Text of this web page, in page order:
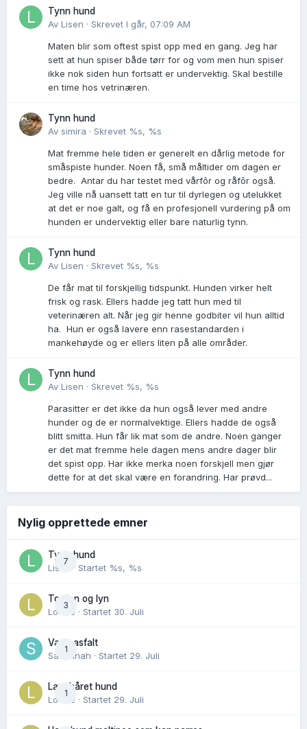
Tynn hund
Av Lisen · Skrevet I går, 07:09 AM
Maten blir som oftest spist opp med en gang. Jeg har
sett at hun spiser både tørr for og vom men hun spiser
ikke nok siden hun fortsatt er undervektig. Skal bestille
en time hos vetrinæren.
Tynn hund
Av simira · Skrevet %s, %s
Mat fremme hele tiden er generelt en dårlig metode for
småspiste hunder. Noen få, små måltider om dagen er
bedre. Antar du har testet med vårfôr og råfôr også.
Jeg ville nå uansett tatt en tur til dyrlegen og utelukket
at det er noe galt, og få en profesjonell vurdering på om
hunden er undervektig eller bare naturlig tynn.
Tynn hund
Av Lisen · Skrevet %s, %s
De får mat til forskjellig tidspunkt. Hunden virker helt
frisk og rask. Ellers hadde jeg tatt hun med til
veterinæren alt. Når jeg gir henne godbiter vil hun alltid
ha. Hun er også lavere enn rasestandarden i
mankehøyde og er ellers liten på alle områder.
Tynn hund
Av Lisen · Skrevet %s, %s
Parasitter er det ikke da hun også lever med andre
hunder og de er normalvektige. Ellers hadde de også
blitt smitta. Hun får lik mat som de andre. Noen ganger
er det mat fremme hele dagen mens andre dager blir
det spist opp. Har ikke merka noen forskjell men gjør
dette for at det skal være en forandring. Har prøvd...
Nylig opprettede emner
7
Tynn hund
Lisen
· Startet %s, %s
3
Torden og lyn
Lovise · Startet 30. Juli
1
Varm asfalt
Savannah · Startet 29. Juli
1
Langhåret hund
Lovise · Startet 29. Juli